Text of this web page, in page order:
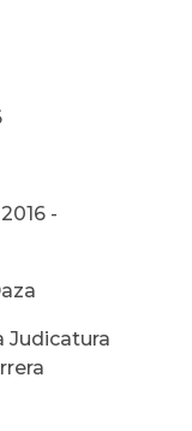
-
Judicatura